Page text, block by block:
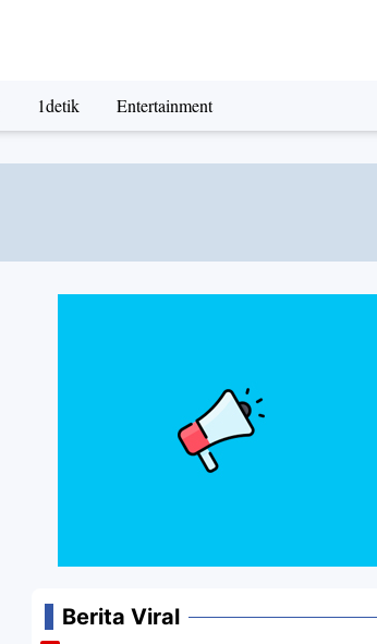
1detik Entertainment
Berita Viral